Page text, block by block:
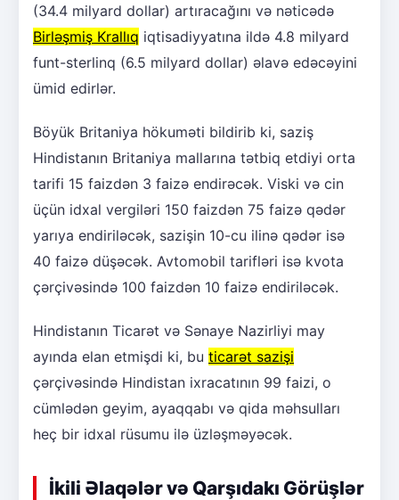
(34.4 milyard dollar) artıracağını və nəticədə
Birləşmiş Krallıq iqtisadiyyatına ildə 4.8 milyard
funt-sterlinq (6.5 milyard dollar) əlavə edəcəyini
ümid edirlər.
Böyük Britaniya hökuməti bildirib ki, saziş
Hindistanın Britaniya mallarına tətbiq etdiyi orta
tarifi 15 faizdən 3 faizə endirəcək. Viski və cin
üçün idxal vergiləri 150 faizdən 75 faizə qədər
yarıya endiriləcək, sazişin 10-cu ilinə qədər isə
40 faizə düşəcək. Avtomobil tarifləri isə kvota
çərçivəsində 100 faizdən 10 faizə endiriləcək.
Hindistanın Ticarət və Sənaye Nazirliyi may
ayında elan etmişdi ki, bu ticarət sazişi
çərçivəsində Hindistan ixracatının 99 faizi, o
cümlədən geyim, ayaqqabı və qida məhsulları
heç bir idxal rüsumu ilə üzləşməyəcək.
İkili Əlaqələr və Qarşıdakı Görüşlər